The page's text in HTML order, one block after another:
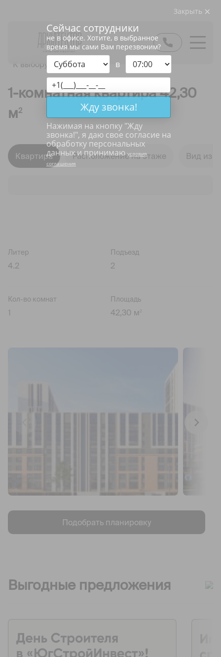
К выбору квартир
1-комнатная квартира 42,30
м2
Литер
4.2
Подъезд
2
Кол-во комнат Площадь
42,30 м 2
Подобрать планировку
Квартира Расположение на этаже Вид из
Выгодные предложения
Закрыть
Сейчас сотрудники
не в офисе. Хотите, в выбранное
время мы сами Вам перезвоним?
в
Жду звонка!
Нажимая на кнопку "Жду
звонка!", я даю свое согласие на
обработку персональных
данных и принимаюусловия
соглашения